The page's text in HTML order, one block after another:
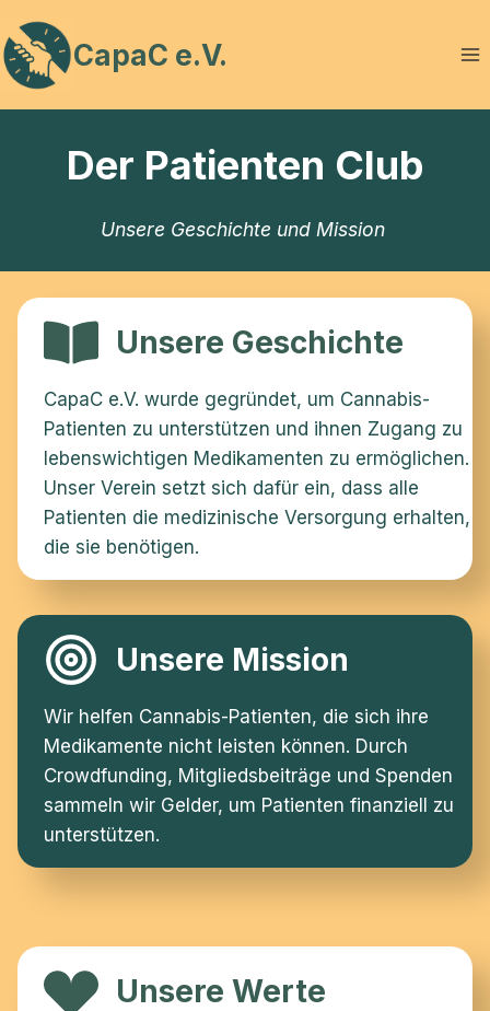
Inhalt
springen
CapaC e.V.
Der Patienten Club
Unsere Geschichte und Mission
Unsere Geschichte
CapaC e.V. wurde gegründet, um Cannabis-
Patienten zu unterstützen und ihnen Zugang zu
lebenswichtigen Medikamenten zu ermöglichen.
Unser Verein setzt sich dafür ein, dass alle
Patienten die medizinische Versorgung erhalten,
die sie benötigen.
Unsere Mission
Wir helfen Cannabis-Patienten, die sich ihre
Medikamente nicht leisten können. Durch
Crowdfunding, Mitgliedsbeiträge und Spenden
sammeln wir Gelder, um Patienten finanziell zu
unterstützen.
Unsere Werte